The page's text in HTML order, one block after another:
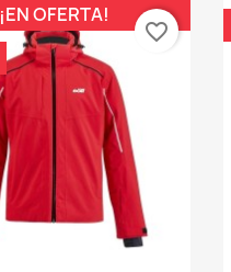
¡EN OFERTA!
favorite_border